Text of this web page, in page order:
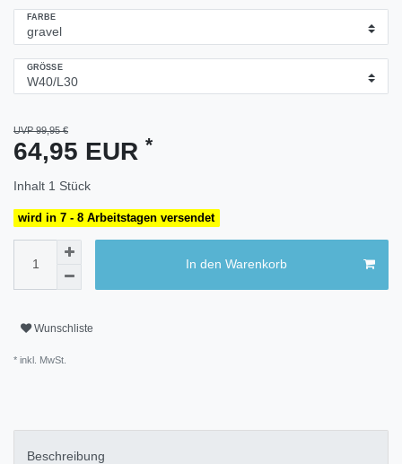
FARBE
GRÖSSE
UVP 99,95 €
64,95 EUR *
Inhalt 1 Stück
wird in 7 - 8 Arbeitstagen versendet
In den Warenkorb
Wunschliste
* inkl. MwSt.
Beschreibung